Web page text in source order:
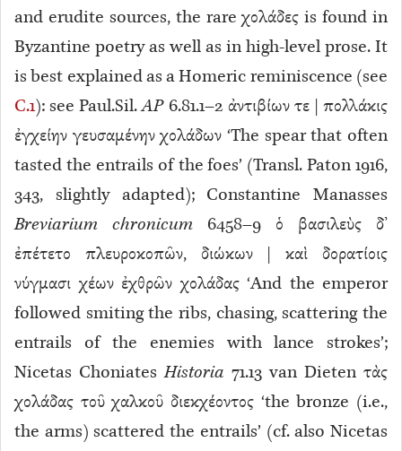
and erudite sources, the rare χολάδες is found in
Byzantine poetry as well as in high-level prose. It
is best explained as a Homeric reminiscence (see
C.1): see Paul.Sil.AP6.81.1–2 ἀντιβίων τε | πολλάκις
ἐγχείην γευσαμένην χολάδων ‘The spear that often
tasted the entrails of the foes’ (Transl. Paton 1916,
343, slightly adapted); Constantine Manasses
Breviarium chronicum 6458–9 ὁ βασιλεὺς δ’
ἐπέτετο πλευροκοπῶν, διώκων | καὶ δορατίοις
νύγμασι χέων ἐχθρῶν χολάδας ‘And the emperor
followed smiting the ribs, chasing, scattering the
entrails of the enemies with lance strokes’;
Nicetas ChoniatesHistoria 71.13 van Dieten τὰς
χολάδας τοῦ χαλκοῦ διεκχέοντος ‘the bronze (i.e.,
the arms) scattered the entrails’ (cf. also Nicetas